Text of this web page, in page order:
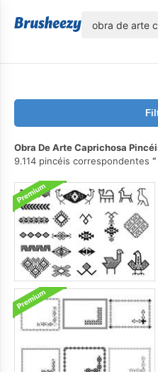
Obra De Arte Caprichosa
9.114 pincéis correspondentes